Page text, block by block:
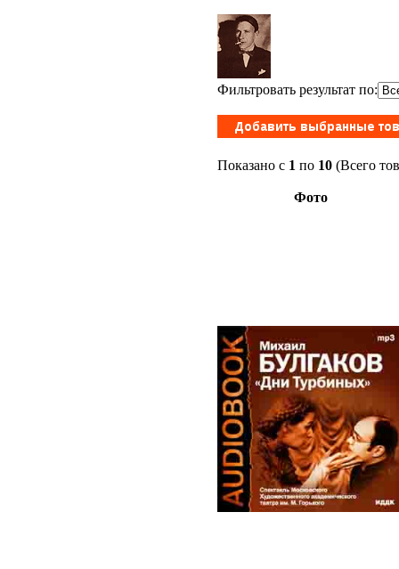
Фильтровать результат по:
Показано с 1 по 10 (Всего
Фото